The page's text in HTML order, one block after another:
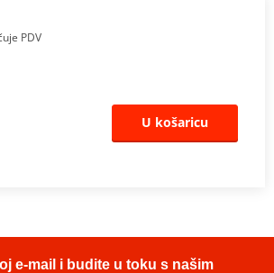
PDV
U košaricu
e-mail i budite u toku s našim